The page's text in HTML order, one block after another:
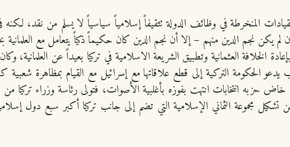
المنخرطة في وظائف الدولة تثقيفاً إسلامياً سياسياً لا يسلم من نقد،
– إن لم يكن نجم الدين منهم – إلا أن نجم الدين كان حكيماً ذكياً يتعامل مع
الخلافة العثمانية وتطبيق الشريعة الاسلامية في تركيا بعيداً عن
قدم مشروع قانون إلى مجلس النواب يدعو الحكومة التركية إلى قطع علاقاتها مع إسرائيل مع القيام
تشكيل مجموعة الثماني الإسلامية التي تضم إلى جانب تركيا أكبر سبع دول